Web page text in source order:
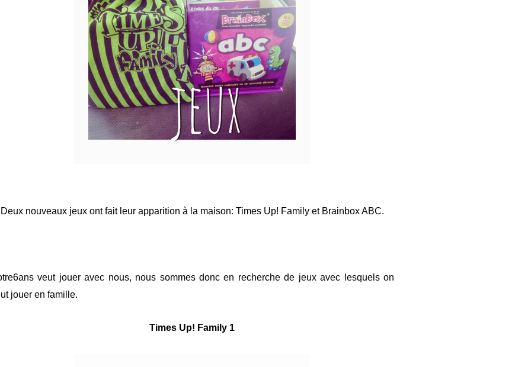
Deux nouveaux jeux ont fait leur apparition à la maison: Times Up! Family et Brainbox ABC.
veut jouer avec nous, nous sommes donc en recherche de jeux avec lesquels on
jouer en famille.
Times Up! Family 1